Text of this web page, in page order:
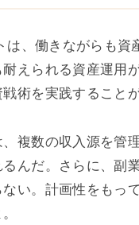
は、働きながらも
えられる資産運用
術を実践すること
複数の収入源を管
んだ。さらに、副
い。計画性をもっ